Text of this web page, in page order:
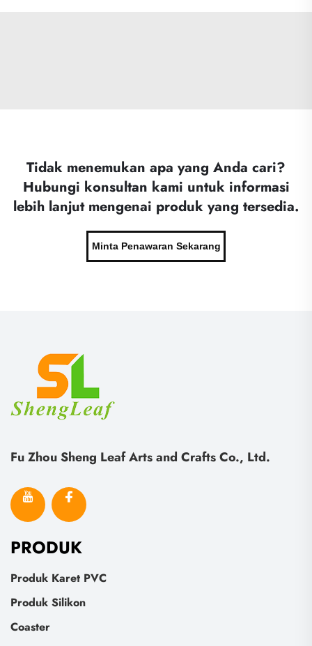
Tidak menemukan apa yang Anda cari?
Hubungi konsultan kami untuk informasi
lebih lanjut mengenai produk yang tersedia.
Minta Penawaran Sekarang
Fu Zhou Sheng Leaf Arts and Crafts Co., Ltd.
PRODUK
Produk Karet PVC
Produk Silikon
Coaster